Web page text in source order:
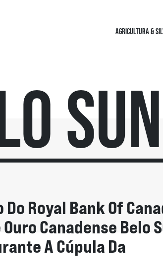
AGRICULTURA &
Sun
Royal Bank Of
Canadense Belo
A Cúpula Da